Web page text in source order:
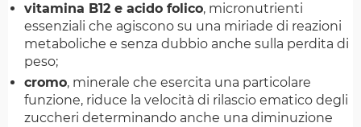
vitamina B12 e acido folico, micronutrienti
essenziali che agiscono su una miriade di reazioni
metaboliche e senza dubbio anche sulla perdita di
peso;
cromo, minerale che esercita una particolare
funzione, riduce la velocità di rilascio ematico degli
zuccheri determinando anche una diminuzione